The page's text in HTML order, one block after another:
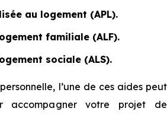
au logement (APL).
familiale (ALF).
sociale (ALS).
l’une de ces aides peut
accompagner votre projet de